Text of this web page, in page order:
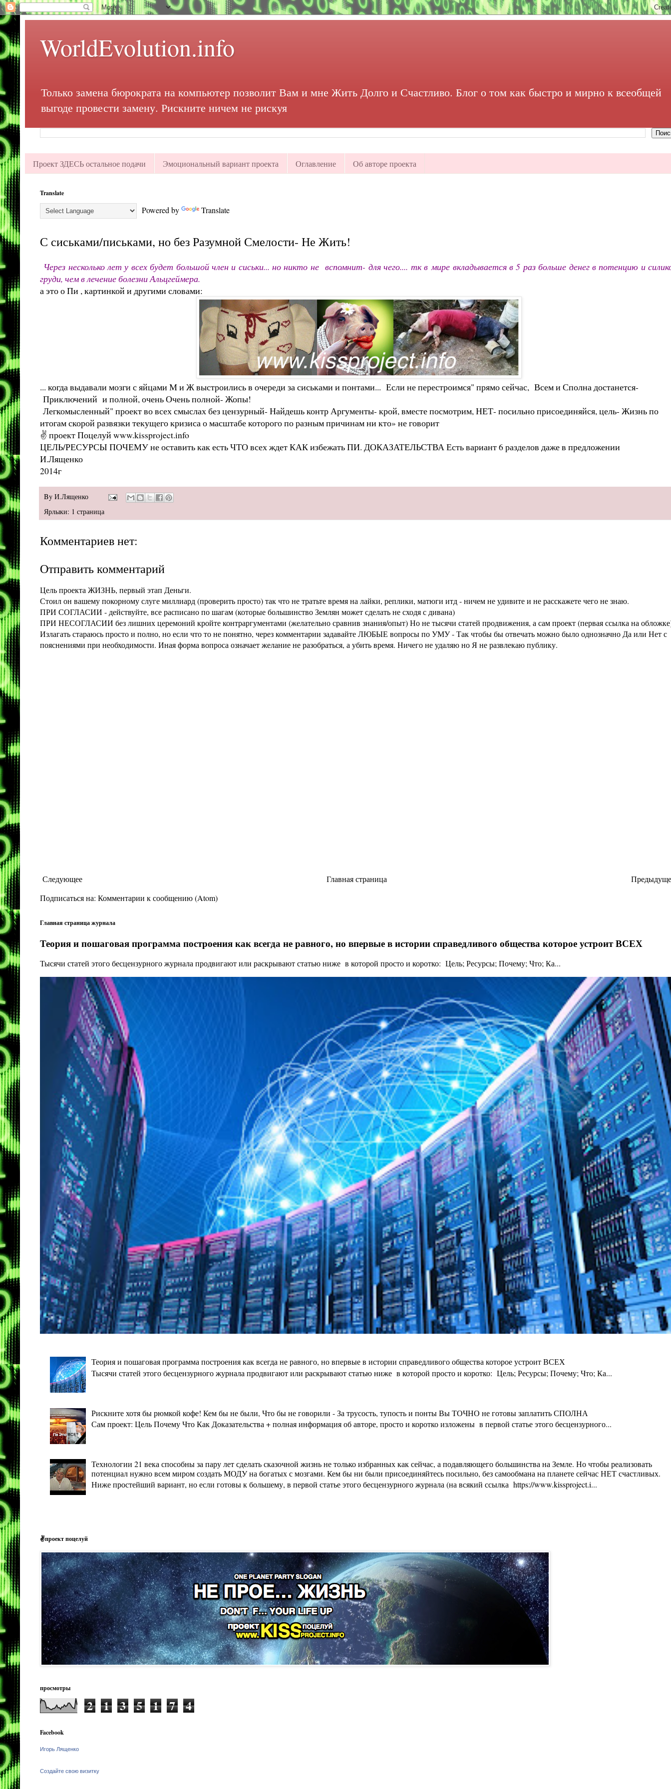
WorldEvolution.info
Только замена бюрократа на компьютер позволит Вам и мне Жить Долго и Счастливо. Блог о том как быстро и мирно к всеобщей
выгоде провести замену. Рискните ничем не рискуя
Проект ЗДЕСЬ остальное подачи Эмоциональный вариант проекта Оглавление Об авторе проекта
Translate
Powered by Translate
С сиськами/письками, но без Разумной Смелости- Не Жить!
Через несколько лет у всех будет большой член и сиськи... но никто не вспомнит- для чего.... тк вмире вкладывается в 5 раз больше денег в потенцию и
груди, чем в лечение болезни Альцгеймера.
а это о Пи , картинкой и другими словами:
... когда выдавали мозги с яйцами М и Ж выстроились в очереди за сиськами и понтами... Если не перестроимся" прямо сейчас, Всем и Сполна достанется-
Приключений и полной, очень Очень полной- Жопы!
Легкомысленный" проект во всех смыслах без цензурный- Найдешь контр Аргументы- крой, вместе посмотрим, НЕТ- посильно присоединяйся, цель- Жизнь по
итогам скорой развязки текущего кризиса о масштабе которого по разным причинам ни кто» не говорит
✌ проект Поцелуй www.kissproject.info
ЦЕЛЬ/РЕСУРСЫ ПОЧЕМУ не оставить как есть ЧТО всех ждет КАК избежать ПИ. ДОКАЗАТЕЛЬСТВА Есть вариант 6 разделов даже в предложении
И.Лященко
2014г
By И.Лященко
Ярлыки: 1 страница
Комментариев нет:
Отправить комментарий
Цель проекта ЖИЗНЬ, первый этап Деньги.
Стоил он вашему покорному слуге миллиард (проверить просто) так что не тратьте время на лайки, реплики, матюги итд - ничем не удивите и не расскажете чего не знаю.
ПРИ СОГЛАСИИ - действуйте, все расписано по шагам (которые большинство Землян может сделать не сходя с дивана)
ПРИ НЕСОГЛАСИИ без лишних церемоний кройте контраргументами (желательно сравнив знания/опыт) Но не тысячи статей продвижения, а сам проект (первая ссылка на
Излагать стараюсь просто и полно, но если что то не понятно, через комментарии задавайте ЛЮБЫЕ вопросы по УМУ - Так чтобы бы отвечать можно было однозначно Да или Нет с
пояснениями при необходимости. Иная форма вопроса означает желание не разобраться, а убить время. Ничего не удаляю но Я не развлекаю публику.
Следующее
Главная страница
Подписаться на: Комментарии к сообщению (Atom)
Главная страница журнала
Теория и пошаговая программа построения как всегда не равного, но впервые в истории справедливого общества которое устроит ВСЕХ
Тысячи статей этого бесцензурного журнала продвигают или раскрывают статью ниже в которой просто и коротко: Цель; Ресурсы; Почему; Что; Ка...
Теория и пошаговая программа построения как всегда не равного, но впервые в истории справедливого общества которое устроит ВСЕХ
Тысячи статей этого бесцензурного журнала продвигают или раскрывают статью ниже в которой просто и коротко: Цель; Ресурсы; Почему; Что; Ка...
Рискните хотя бы рюмкой кофе! Кем бы не были, Что бы не говорили - За трусость, тупость и понты Вы ТОЧНО не готовы заплатить СПОЛНА
Сам проект: Цель Почему Что Как Доказательства + полная информация об авторе, просто и коротко изложены в первой статье этого бесцензурного...
Технологии 21 века способны за пару лет сделать сказочной жизнь не только избранных как сейчас, а подавляющего большинства на Земле. Но чтобы реализовать
потенциал нужно всем миром создать МОДУ на богатых с мозгами. Кем бы ни были присоединяйтесь посильно, без самообмана на планете сейчас НЕТ счастливых.
Ниже простейший вариант, но если готовы к большему, в первой статье этого бесцензурного журнала (на всякий ссылка https://www.kissproject.i...
✌проект поцелуй
просмотры
2 1 3 5 1 7 4
Facebook
Игорь Лященко
Создайте свою визитку